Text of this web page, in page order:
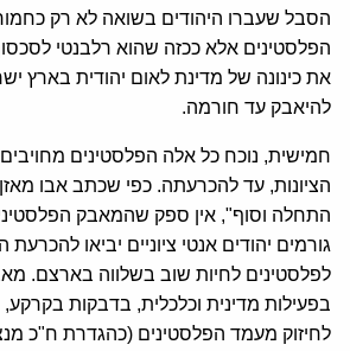
הסבל שעברו היהודים בשואה לא רק
הפלסטינים אלא ככזה שהוא רלבנטי
את כינונה של מדינת לאום יהודית בארץ
להיאבק עד חורמה.
חמישית, נוכח כל אלה הפלסטינים
הציונות, עד להכרעתה. כפי שכתב אבו
התחלה וסוף", אין ספק שהמאבק
גורמים יהודים אנטי ציוניים יביאו להכרעת
לפלסטינים לחיות שוב בשלווה בארצם.
בפעילות מדינית וכלכלית, בדבקות
לחיזוק מעמד הפלסטינים (כהגדרת ח"כ